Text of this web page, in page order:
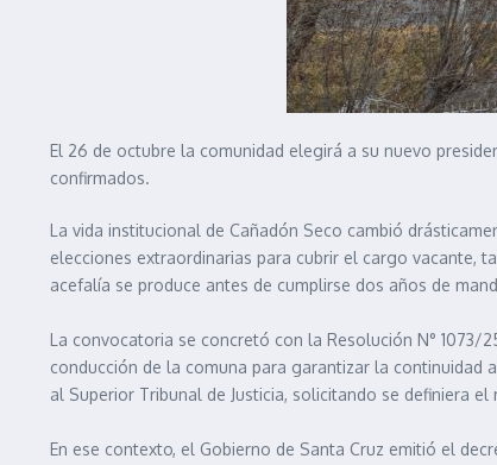
El 26 de octubre la comunidad elegirá a su nuevo
confirmados.
La vida institucional de Cañadón Seco cambió
elecciones extraordinarias para cubrir el cargo vacante,
acefalía se produce antes de cumplirse dos años de
La convocatoria se concretó con la Resolución N°
conducción de la comuna para garantizar la continuidad
al Superior Tribunal de Justicia, solicitando se definiera
En ese contexto, el Gobierno de Santa Cruz emitió el